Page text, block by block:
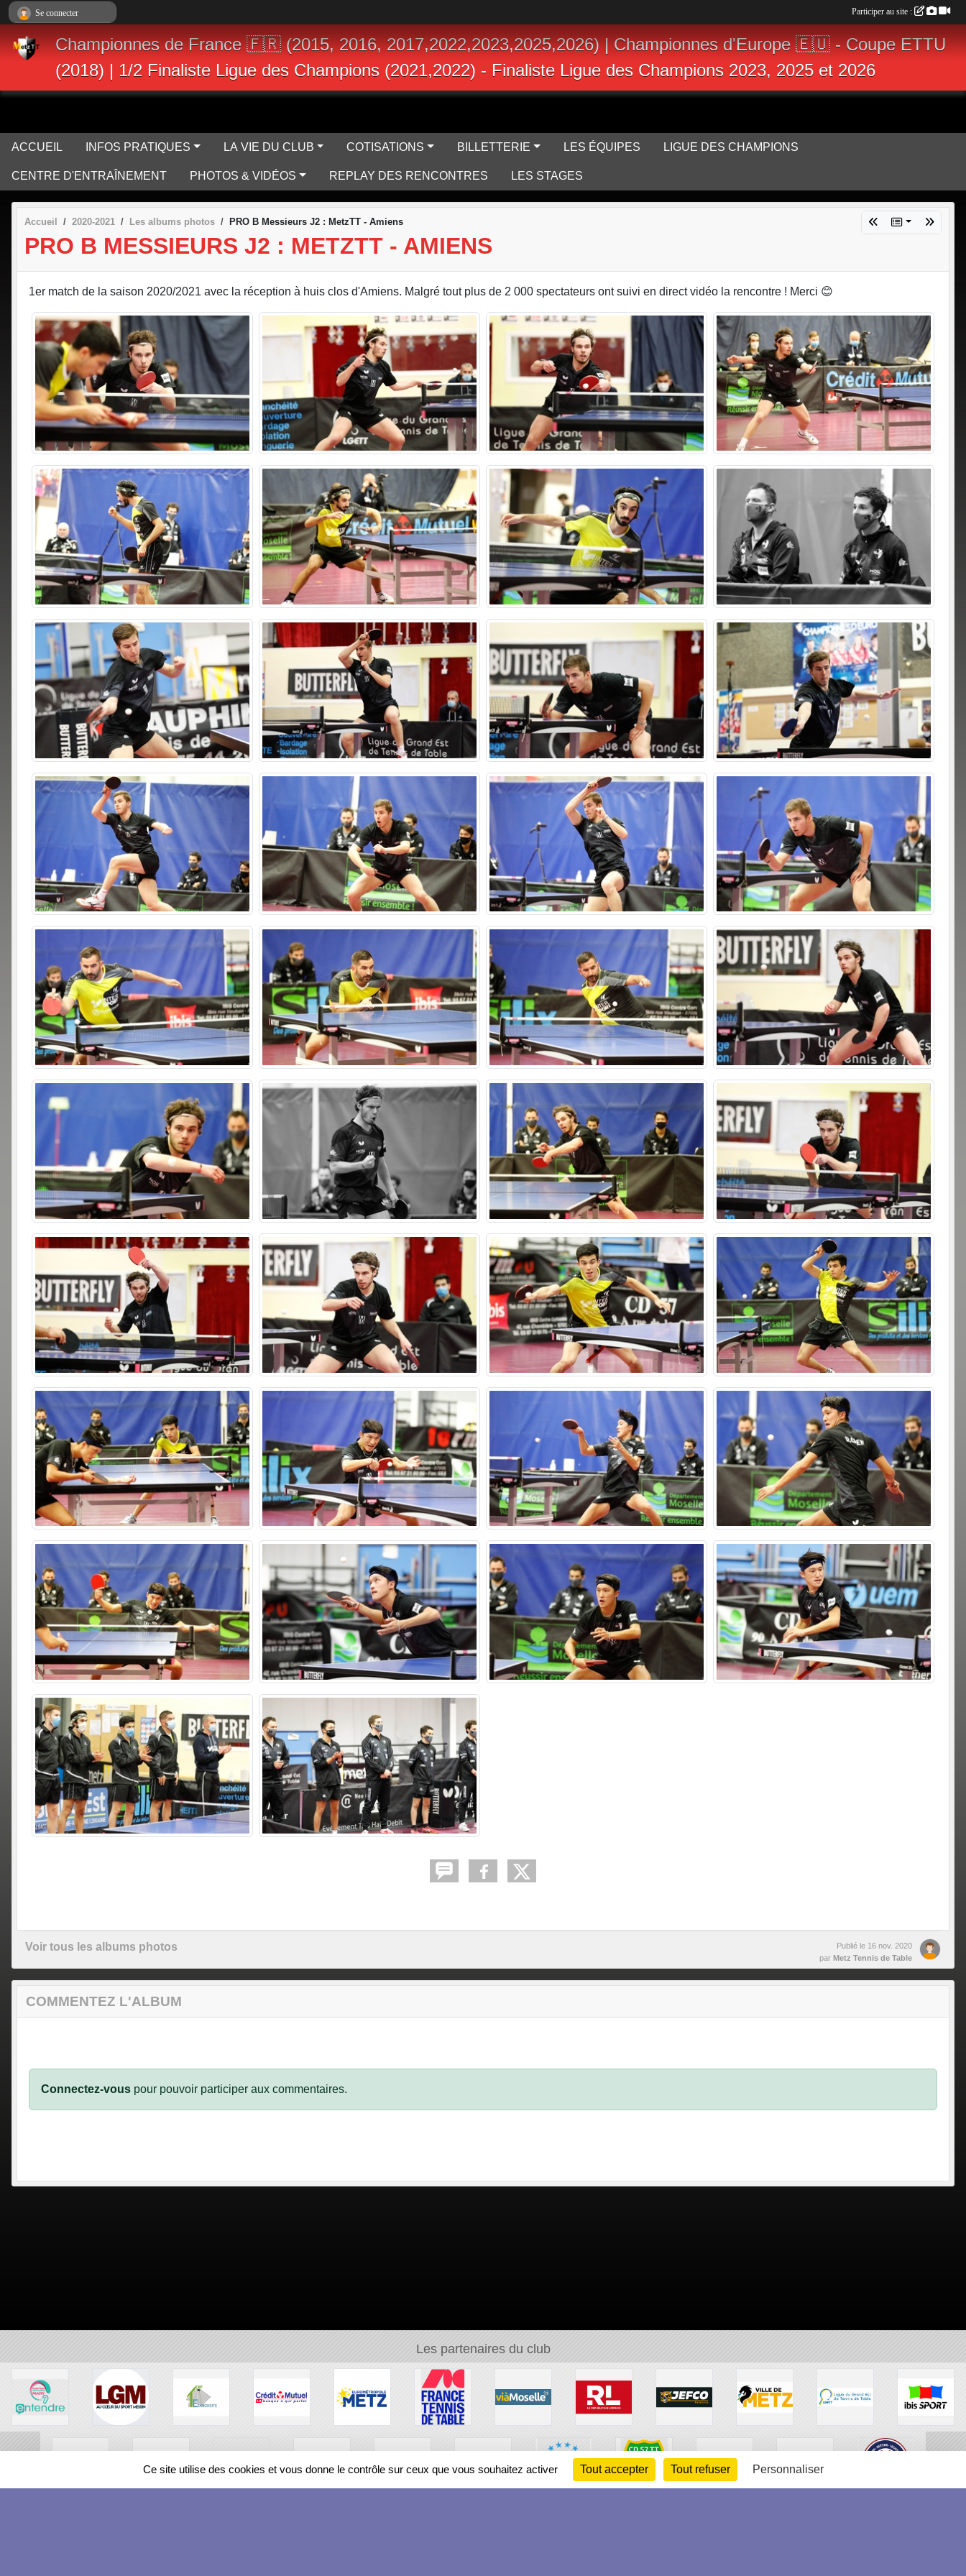
Championnes de France 🇫🇷 (2015, 2016, 2017,2022,2023,2025,2026) | Championnes d'Europe 🇪🇺 - Coupe ETTU
(2018) | 1/2 Finaliste Ligue des Champions (2021,2022) - Finaliste Ligue des Champions 2023, 2025 et 2026
ACCUEIL INFOS PRATIQUES LA VIE DU CLUB COTISATIONS BILLETTERIE LES ÉQUIPES LIGUE DES CHAMPIONS
CENTRE D'ENTRAÎNEMENT PHOTOS & VIDÉOS REPLAY DES RENCONTRES LES STAGES
Accueil 2020-2021 Les albums photos PRO B Messieurs J2 : MetzTT - Amiens
PRO B MESSIEURS J2 : METZTT - AMIENS
1er match de la saison 2020/2021 avec la réception à huis clos d'Amiens. Malgré tout plus de 2 000 spectateurs ont suivi en direct vidéo la rencontre ! Merci 😊
Voir tous les albums photos Publié le 16 nov. 2020
par Metz Tennis de Table
COMMENTEZ L'ALBUM
Connectez-vous pour pouvoir participer aux commentaires.
Les partenaires du club
Se connecter Participer au site :
Panneau de gestion des cookies
Ce site utilise des cookies et vous donne le contrôle sur ceux que vous souhaitez activer Tout accepter Tout refuser Personnaliser